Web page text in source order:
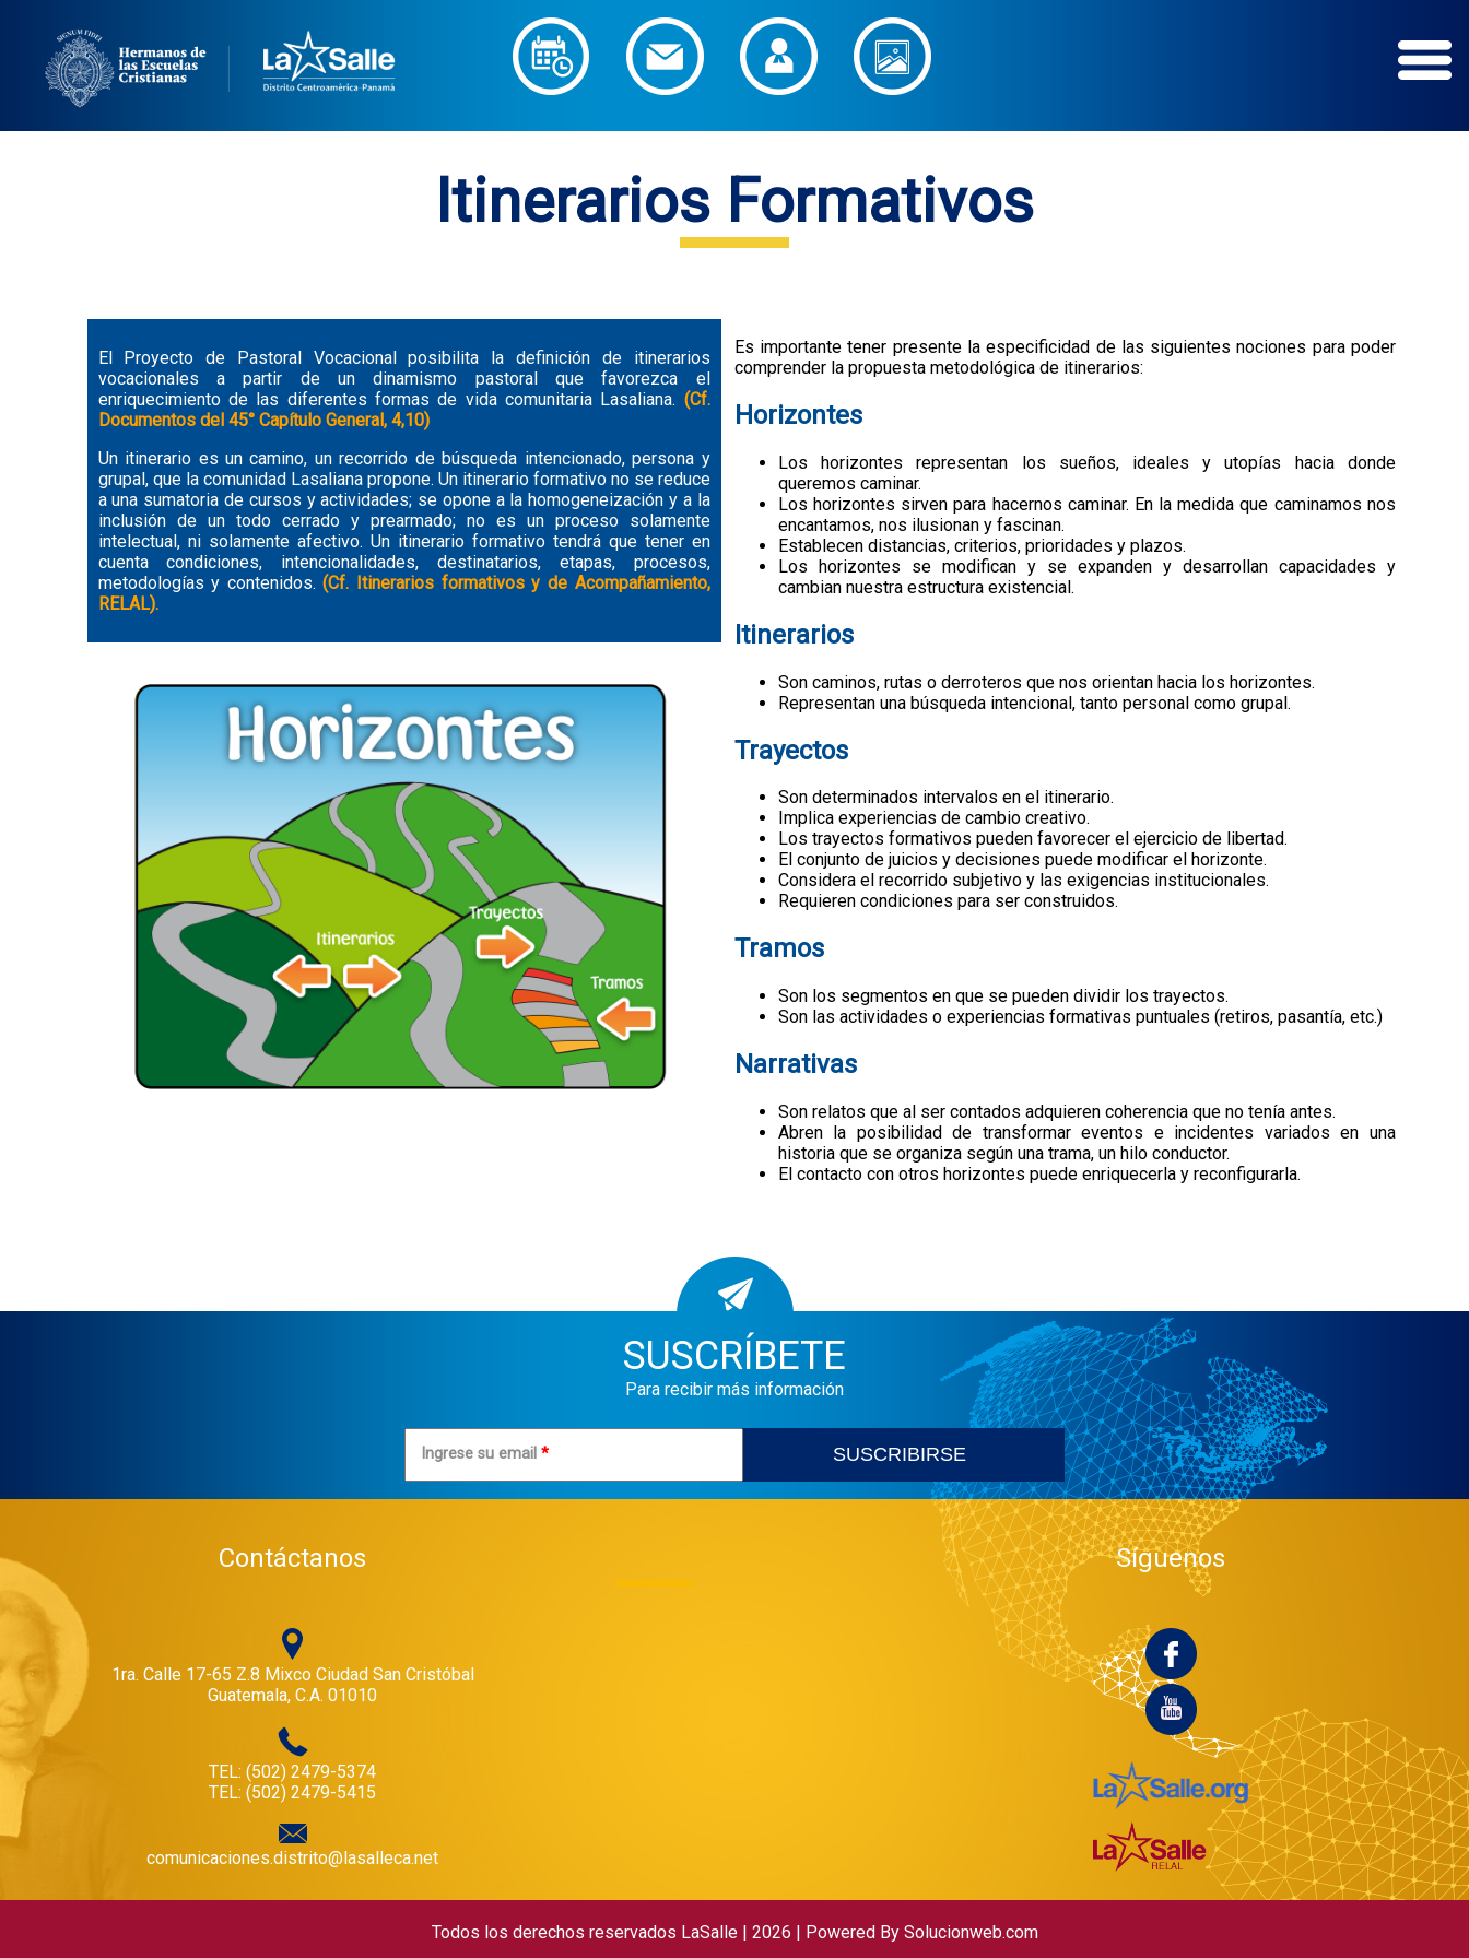
Itinerarios Formativos
El Proyecto de Pastoral Vocacional posibilita la definición de itinerarios
vocacionales a partir de un dinamismo pastoral que favorezca el
enriquecimiento de las diferentes formas de vida comunitaria Lasaliana. (Cf.
Documentos del 45° Capítulo General, 4,10)
Un itinerario es un camino, un recorrido de búsqueda intencionado, persona y
grupal, que la comunidad Lasaliana propone. Un itinerario formativo no se reduce
a una sumatoria de cursos y actividades; se opone a la homogeneización y a la
inclusión de un todo cerrado y prearmado; no es un proceso solamente
intelectual, ni solamente afectivo. Un itinerario formativo tendrá que tener en
cuenta condiciones, intencionalidades, destinatarios, etapas, procesos,
metodologías y contenidos.(Cf. Itinerarios formativos y de Acompañamiento,
RELAL).
Es importante tener presente la especificidad de las siguientes nociones para poder
comprender la propuesta metodológica de itinerarios:
Horizontes
Los horizontes representan los sueños, ideales y utopías hacia donde
queremos caminar.
Los horizontes sirven para hacernos caminar. En la medida que caminamos nos
encantamos, nos ilusionan y fascinan.
Establecen distancias, criterios, prioridades y plazos.
Los horizontes se modifican y se expanden y desarrollan capacidades y
cambian nuestra estructura existencial.
Itinerarios
Son caminos, rutas o derroteros que nos orientan hacia los horizontes.
Representan una búsqueda intencional, tanto personal como grupal.
Trayectos
Son determinados intervalos en el itinerario.
Implica experiencias de cambio creativo.
Los trayectos formativos pueden favorecer el ejercicio de libertad.
El conjunto de juicios y decisiones puede modificar el horizonte.
Considera el recorrido subjetivo y las exigencias institucionales.
Requieren condiciones para ser construidos.
Tramos
Son los segmentos en que se pueden dividir los trayectos.
Son las actividades o experiencias formativas puntuales (retiros, pasantía, etc.)
Narrativas
Son relatos que al ser contados adquieren coherencia que no tenía antes.
Abren la posibilidad de transformar eventos e incidentes variados en una
historia que se organiza según una trama, un hilo conductor.
El contacto con otros horizontes puede enriquecerla y reconfigurarla.
SUSCRÍBETE
Para recibir más información
Ingrese su email *
Contáctanos
1ra. Calle 17-65 Z.8 Mixco Ciudad San Cristóbal
Guatemala, C.A. 01010
TEL: (502) 2479-5374
TEL: (502) 2479-5415
comunicaciones.distrito@lasalleca.net
Síguenos
Todos los derechos reservados LaSalle | 2026 | Powered By Solucionweb.com